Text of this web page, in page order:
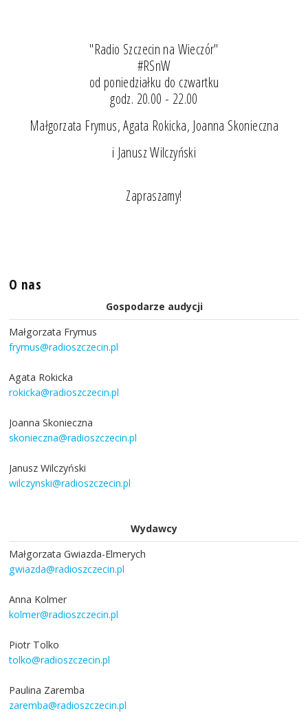
"Radio Szczecin na Wieczór"
#RSnW
od poniedziałku do czwartku
godz. 20.00 - 22.00
Małgorzata Frymus, Agata Rokicka, Joanna Skonieczna
i Janusz Wilczyński
Zapraszamy!
O nas
Gospodarze audycji
Małgorzata Frymus
frymus@radioszczecin.pl
Agata Rokicka
rokicka@radioszczecin.pl
Joanna Skonieczna
skonieczna@radioszczecin.pl
Janusz Wilczyński
wilczynski@radioszczecin.pl
Wydawcy
Małgorzata Gwiazda-Elmerych
gwiazda@radioszczecin.pl
Anna Kolmer
kolmer@radioszczecin.pl
Piotr Tolko
tolko@radioszczecin.pl
Paulina Zaremba
zaremba@radioszczecin.pl